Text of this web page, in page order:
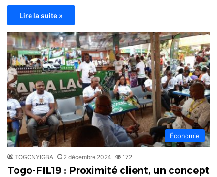
Lire la suite »
Économie
TOGONYIGBA 2 décembre 2024 172
Togo-FIL19 : Proximité client, un concept